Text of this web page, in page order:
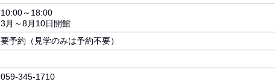
10:00～18:00
3月～8月10日開館
要予約（見学のみは予約不要）
059-345-1710